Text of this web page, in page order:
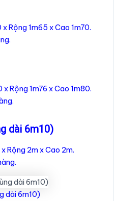
Rộng 1m65 x Cao 1m70.
Rộng 1m76 x Cao 1m80.
dài 6m10)
Rộng 2m x Cao 2m.
dài 6m10)